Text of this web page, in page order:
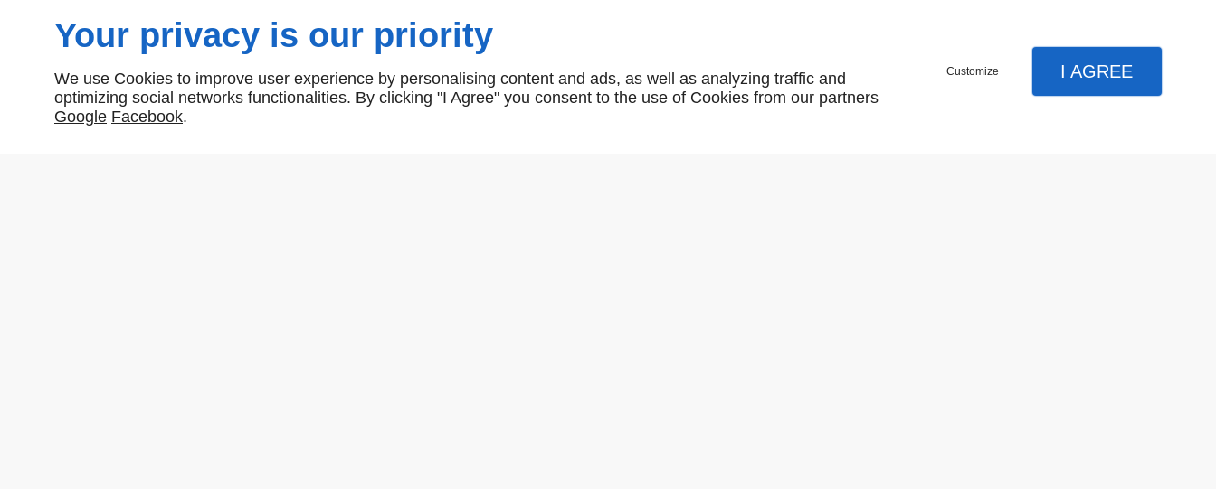
AR02714
Your privacy is our priority
We use Cookies to improve user experience by personalising content and ads, as well as analyzing traffic and
optimizing social networks functionalities. By clicking "I Agree" you consent to the use of Cookies from our partners
Google Facebook.
Customize I AGREE